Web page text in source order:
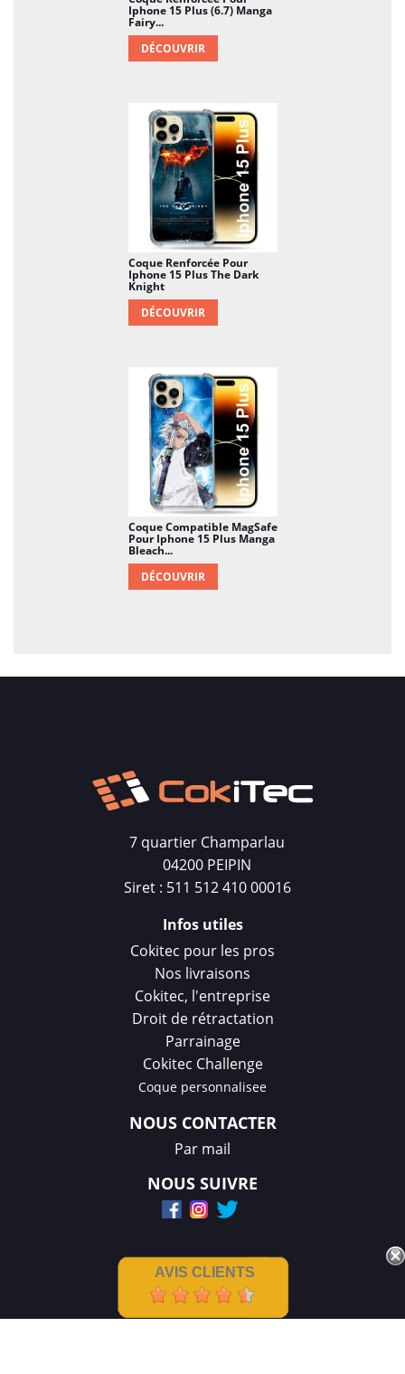
Iphone 15 Plus (6.7) Manga
Fairy...
DÉCOUVRIR
Coque Renforcée Pour
Iphone 15 Plus The Dark
Knight
DÉCOUVRIR
Coque Compatible MagSafe
Pour Iphone 15 Plus Manga
Bleach...
DÉCOUVRIR
7 quartier Champarlau
04200 PEIPIN
Siret : 511 512 410 00016
Infos utiles
Cokitec pour les pros
Nos livraisons
Cokitec, l'entreprise
Droit de rétractation
Parrainage
Cokitec Challenge
Coque personnalisee
NOUS CONTACTER
Par mail
NOUS SUIVRE
AVIS CLIENTS